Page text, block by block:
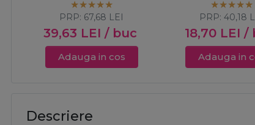
albastrui cenusiu 60ml
39,63 LEI / buc
PRP: 67,68 LEI
Adauga in cos
18,70 LEI /
PRP:40,18
Adauga in
Descriere